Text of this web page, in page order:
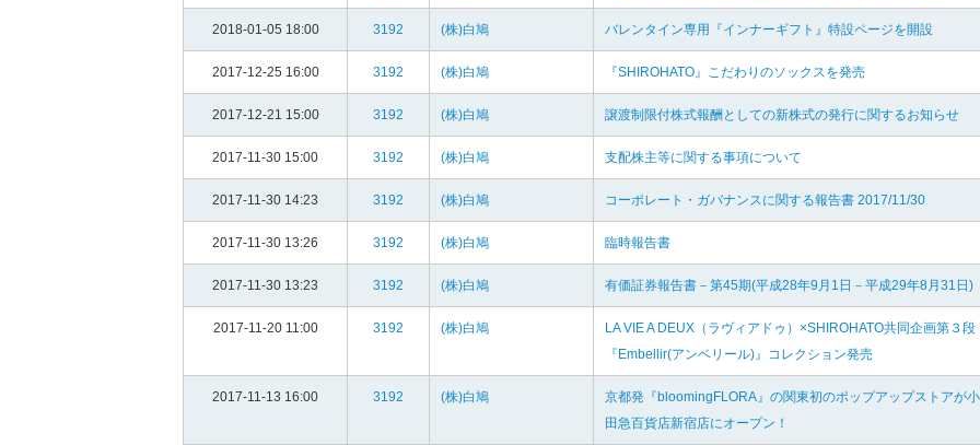
2018-01-05 18:00 3192 (株)白鳩 バレンタイン専用『インナーギフト』特設ページを開設
2017-12-25 16:00 3192 (株)白鳩 『SHIROHATO』こだわりのソックスを発売
2017-12-21 15:00 3192 (株)白鳩 譲渡制限付株式報酬としての新株式の発行に関するお知らせ
2017-11-30 15:00 3192 (株)白鳩 支配株主等に関する事項について
2017-11-30 14:23 3192 (株)白鳩 コーポレート・ガバナンスに関する報告書 2017/11/30
2017-11-30 13:26 3192 (株)白鳩 臨時報告書
2017-11-30 13:23 3192 (株)白鳩 有価証券報告書－第45期(平成28年9月1日－平成29年8月31日)
2017-11-20 11:00 3192 (株)白鳩
LA VIE A DEUX（ラヴィアドゥ）×SHIROHATO共同企画第３段
『Embellir(アンベリール)』コレクション発売
2017-11-13 16:00 3192 (株)白鳩
京都発『bloomingFLORA』の関東初のポップアップストアが小
田急百貨店新宿店にオープン！